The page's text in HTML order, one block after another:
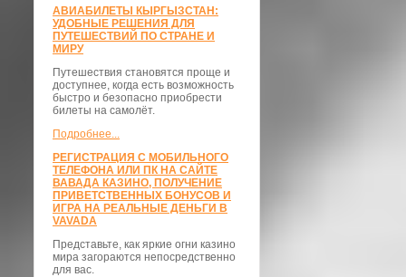
АВИАБИЛЕТЫ КЫРГЫЗСТАН:
УДОБНЫЕ РЕШЕНИЯ ДЛЯ
ПУТЕШЕСТВИЙ ПО СТРАНЕ И
МИРУ
Путешествия становятся проще и
доступнее, когда есть возможность
быстро и безопасно приобрести
билеты на самолёт.
Подробнее...
РЕГИСТРАЦИЯ С МОБИЛЬНОГО
ТЕЛЕФОНА ИЛИ ПК НА САЙТЕ
ВАВАДА КАЗИНО, ПОЛУЧЕНИЕ
ПРИВЕТСТВЕННЫХ БОНУСОВ И
ИГРА НА РЕАЛЬНЫЕ ДЕНЬГИ В
VAVADA
Представьте, как яркие огни казино
мира загораются непосредственно
для вас.